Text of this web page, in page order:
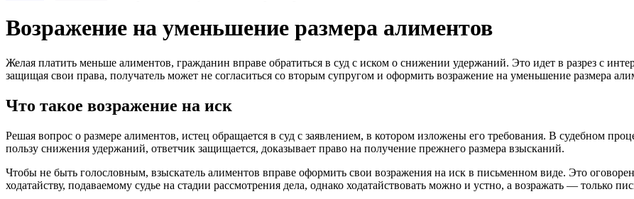
Возражение на уменьшение размера алиментов
Желая платить меньше алиментов, гражданин вправе обратиться в суд с иском о снижении удержаний. Это идет в разрез с
защищая свои права, получатель может не согласиться со вторым супругом и оформить возражение на уменьшение размера
Что такое возражение на иск
Решая вопрос о размере алиментов, истец обращается в суд с заявлением, в котором изложены его требования. В судебном
пользу снижения удержаний, ответчик защищается, доказывает право на получение прежнего размера взысканий.
Чтобы не быть голословным, взыскатель алиментов вправе оформить свои возражения на иск в письменном виде. Это
ходатайству, подаваемому судье на стадии рассмотрения дела, однако ходатайствовать можно и устно, а возражать — только